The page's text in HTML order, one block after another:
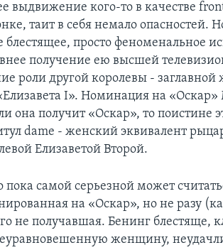
выдвижение кого-то в качестве
таит в себя немало опасностей.
блестящее, просто феноменальное
получение ею высшей
роли другой королевы - заглавной
I». Номинация на
она получит «Оскар», то поистине
dame - женский эквивалент
Елизаветой Второй.
пока самой серьезной может
на «Оскар», но не разу
не получавшая. Бенинг блестяще,
женщину,